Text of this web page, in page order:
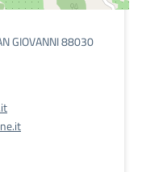
GIOVANNI 88030